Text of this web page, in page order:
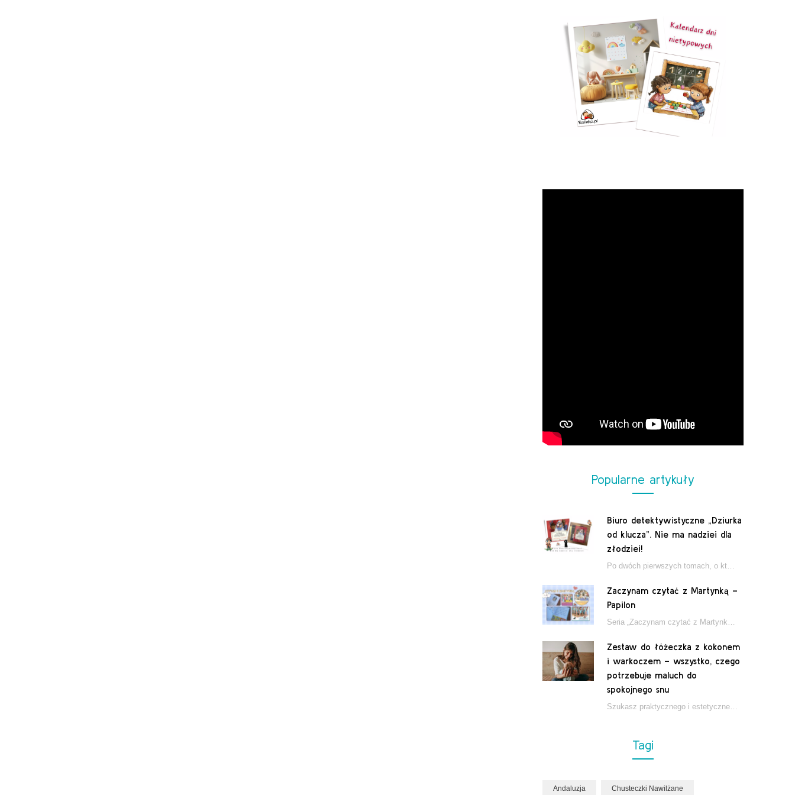
Popularne artykuły
Biuro detektywistyczne „Dziurka
od klucza”. Nie ma nadziei dla
złodziei!
Zaczynam czytać z Martynką –
Papilon
Zestaw do łóżeczka z kokonem
i warkoczem – wszystko, czego
potrzebuje maluch do
spokojnego snu
Tagi
Andaluzja Chusteczki Nawilżane